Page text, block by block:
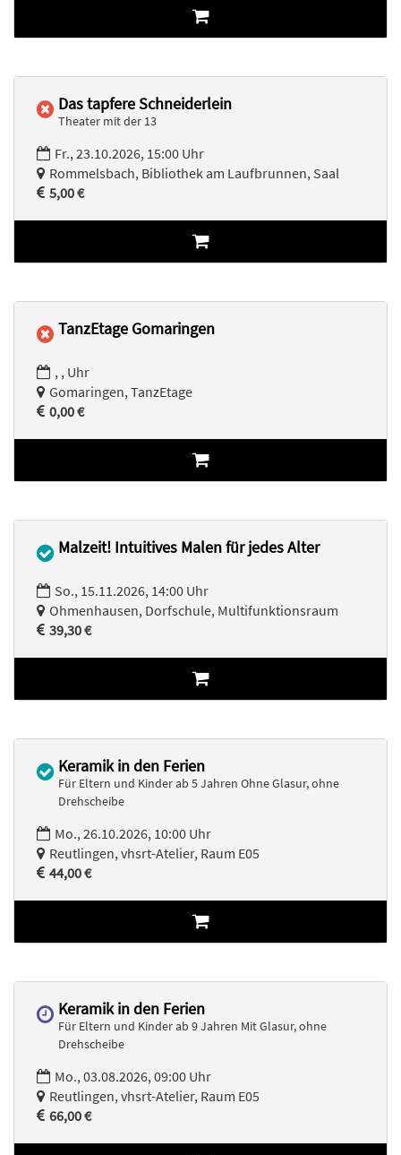
Das tapfere Schneiderlein
Theater mit der 13
Fr., 23.10.2026, 15:00 Uhr
Rommelsbach, Bibliothek am Laufbrunnen, Saal
5,00 €
TanzEtage Gomaringen
, , Uhr
Gomaringen, TanzEtage
0,00 €
Malzeit! Intuitives Malen für jedes Alter
So., 15.11.2026, 14:00 Uhr
Ohmenhausen, Dorfschule, Multifunktionsraum
39,30 €
Keramik in den Ferien
Für Eltern und Kinder ab 5 Jahren Ohne Glasur, ohne
Drehscheibe
Mo., 26.10.2026, 10:00 Uhr
Reutlingen, vhsrt-Atelier, Raum E05
44,00 €
Keramik in den Ferien
Für Eltern und Kinder ab 9 Jahren Mit Glasur, ohne
Drehscheibe
Mo., 03.08.2026, 09:00 Uhr
Reutlingen, vhsrt-Atelier, Raum E05
66,00 €